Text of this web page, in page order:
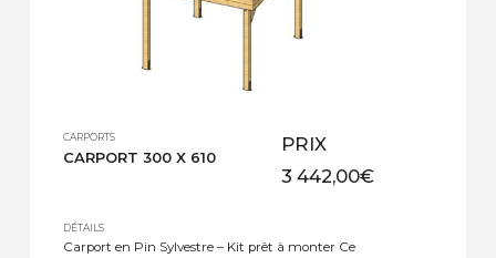
CARPORTS
CARPORT 300 X 610
PRIX
3 442,00€
DÉTAILS
Carport en Pin Sylvestre – Kit prêt à monter Ce